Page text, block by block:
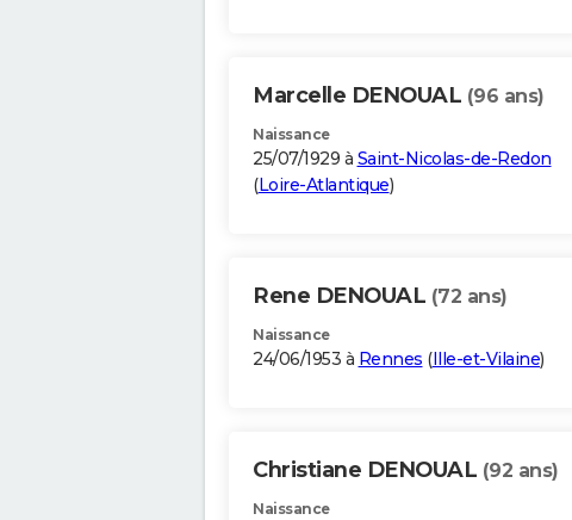
Marcelle DENOUAL (96 ans)
Naissance
25/07/1929 à Saint-Nicolas-de-Redon
(Loire-Atlantique)
Rene DENOUAL (72 ans)
Naissance
24/06/1953 à Rennes (Ille-et-Vilaine)
Christiane DENOUAL (92 ans)
Naissance